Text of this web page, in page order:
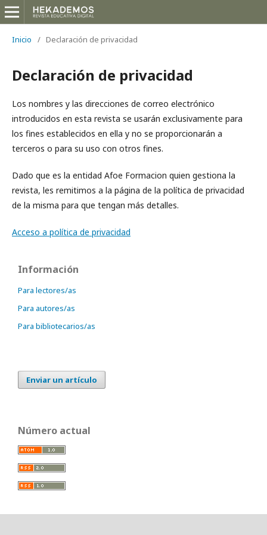
Inicio / Declaración de privacidad
Declaración de privacidad
Los nombres y las direcciones de correo electrónico
introducidos en esta revista se usarán exclusivamente para
los fines establecidos en ella y no se proporcionarán a
terceros o para su uso con otros fines.
Dado que es la entidad Afoe Formacion quien gestiona la
revista, les remitimos a la página de la política de privacidad
de la misma para que tengan más detalles.
Acceso a política de privacidad
Información
Para lectores/as
Para autores/as
Para bibliotecarios/as
Enviar un artículo
Número actual